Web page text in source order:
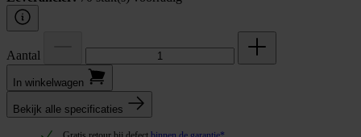
Aantal
In winkel­wagen
Bekijk alle specificaties